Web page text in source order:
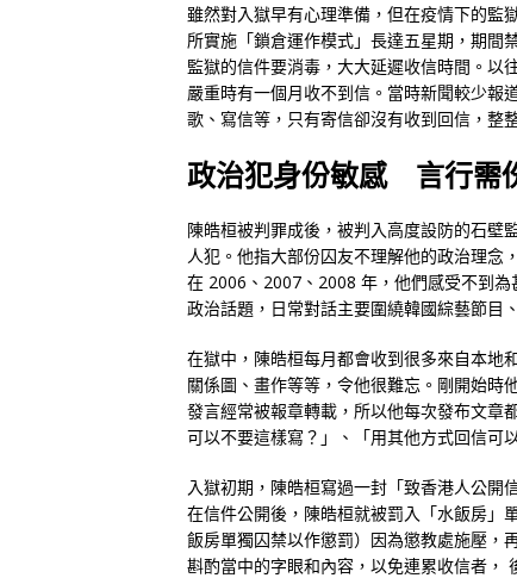
雖然對入獄早有心理準備，但在疫情下的監
所實施「鎖倉運作模式」長達五星期，期間
監獄的信件要消毒，大大延遲收信時間。以
嚴重時有一個月收不到信。當時新聞較少報
歌、寫信等，只有寄信卻沒有收到回信，整
政治犯身份敏感 言行需
陳皓桓被判罪成後，被判入高度設防的石壁
人犯。他指大部份囚友不理解他的政治理念
在 2006、2007、2008 年，他們感受不到
政治話題，日常對話主要圍繞韓國綜藝節目
在獄中，陳皓桓每月都會收到很多來自本地
關係圖、畫作等等，令他很難忘。剛開始時
發言經常被報章轉載，所以他每次發布文章
可以不要這樣寫？」、「用其他方式回信可
入獄初期，陳皓桓寫過一封「致香港人公開
在信件公開後，陳皓桓就被罰入「水飯房」
飯房單獨囚禁以作懲罰）因為懲教處施壓，
斟酌當中的字眼和內容，以免連累收信者，